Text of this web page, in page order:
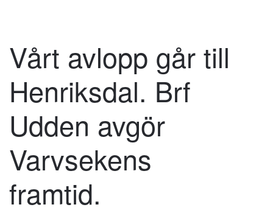
Vårt avlopp går till
Henriksdal. Brf
Udden avgör
Varvsekens
framtid.